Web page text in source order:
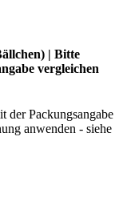
| Bitte
vergleichen
der Packungsangabe
anwenden - siehe